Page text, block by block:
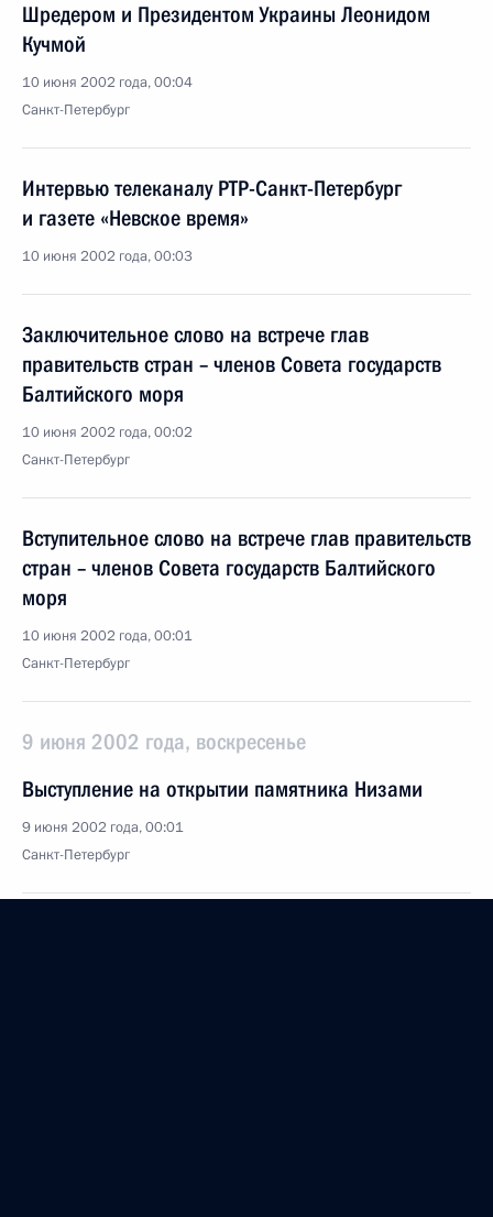
Шредером и Президентом Украины Леонидом
Кучмой
10 июня 2002 года, 00:04
Санкт-Петербург
Интервью телеканалу РТР-Санкт-Петербург
и газете «Невское время»
10 июня 2002 года, 00:03
Заключительное слово на встрече глав
правительств стран – членов Совета государств
Балтийского моря
10 июня 2002 года, 00:02
Санкт-Петербург
Вступительное слово на встрече глав правительств
стран – членов Совета государств Балтийского
моря
10 июня 2002 года, 00:01
Санкт-Петербург
9 июня 2002 года, воскресенье
Выступление на открытии памятника Низами
9 июня 2002 года, 00:01
Санкт-Петербург